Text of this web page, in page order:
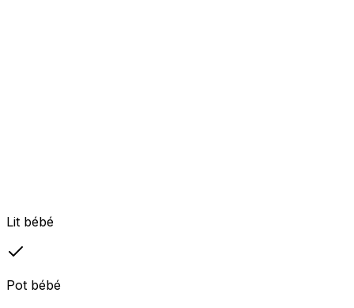
Lit bébé
Pot bébé